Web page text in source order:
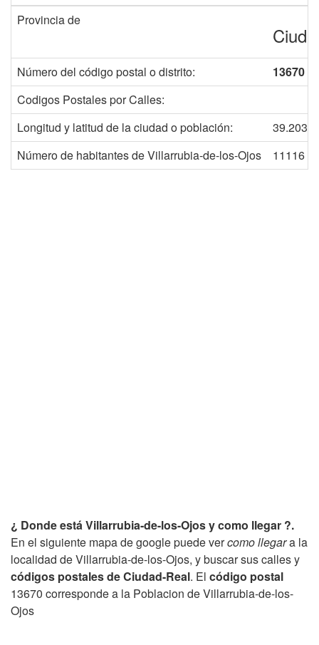
Provincia de
Número del código postal o distrito:
13670
Codigos Postales por Calles:
Longitud y latitud de la ciudad o población:
Número de habitantes de Villarrubia-de-los-Ojos
11116
¿ Donde está Villarrubia-de-los-Ojos y como llegar ?.
En el siguiente mapa de google puede vercomo llegara la
localidad de Villarrubia-de-los-Ojos, y buscar sus calles y
códigos postales de Ciudad-Real. El código postal
13670 corresponde a la Poblacion de Villarrubia-de-los-
Ojos